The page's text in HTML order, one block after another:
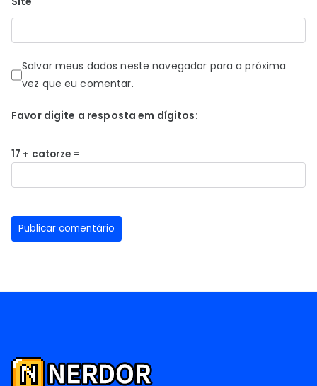
Salvar meus dados neste navegador para a próxima
vez que eu comentar.
Favor digite a resposta em dígitos:
17 + catorze =